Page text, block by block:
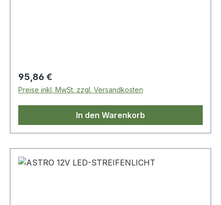
Regulärer Preis:
95,86 €
Preise inkl. MwSt. zzgl. Versandkosten
In den Warenkorb